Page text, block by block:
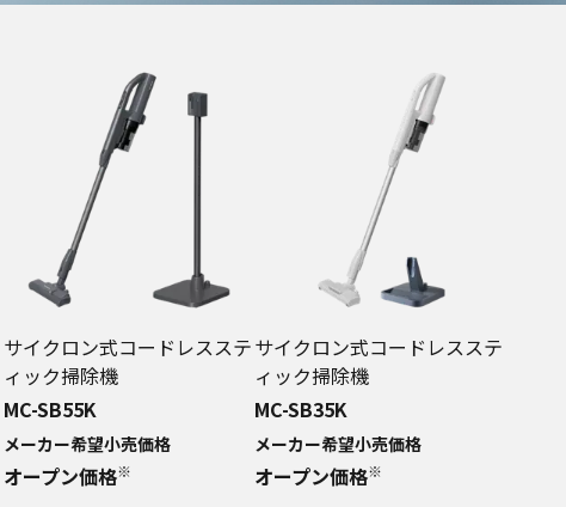
サイクロン式コードレスステ
ィック掃除機
MC-SB55K
メーカー希望小売価格
オープン価格※
サイクロン式コードレスステ
ィック掃除機
MC-SB35K
メーカー希望小売価格
オープン価格※